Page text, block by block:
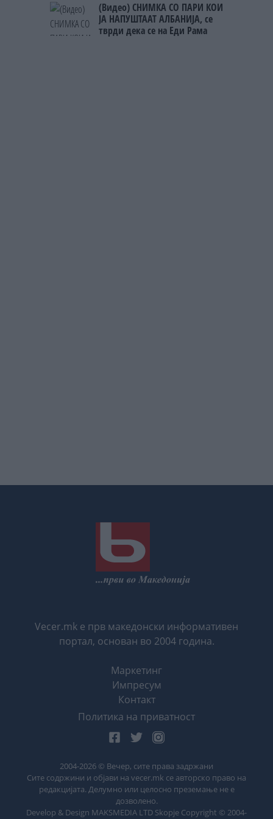
(Видео) СНИМКА СО ПАРИ КОИ
ЈА НАПУШТААТ АЛБАНИЈА, се
тврди дека се на Еди Рама
Vecer.mk е прв македонски информативен
портал, основан во 2004 година.
Маркетинг
Импресум
Контакт
Политика на приватност
2004-2026 © Вечер, сите права задржани
Сите содржини и објави на vecer.mk се авторско право на
редакцијата. Делумно или целосно преземање не е
дозволено.
Develop & Design MAKSMEDIA LTD Skopje Copyright © 2004-